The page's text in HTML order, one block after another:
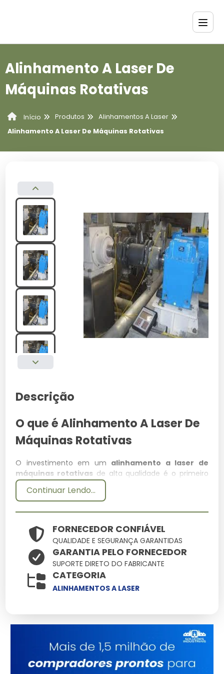
Alinhamento A Laser De
Máquinas Rotativas
Início Produtos
Alinhamentos A Laser
Alinhamento A Laser De Máquinas Rotativas
Descrição
O que é Alinhamento A Laser De
Máquinas Rotativas
O investimento em um alinhamento a laser de
máquinas rotativas de alta qualidade é o primeiro
passo para garantir a eficiência de qualquer operação
técnica. Em nossa empresa, priorizamos soluções que
detalhe do seu projeto seja atendido com o que há de
mais moderno no mercado.
Especificações Técnicas
Atributo
Base Técnica
Estrutura reforçada
Certificação
rigorosos testes de
qualidade
Aplicação
Design versátil para
múltiplos cenários
Continuar Lendo...
FORNECEDOR CONFIÁVEL
QUALIDADE E SEGURANÇA GARANTIDAS
GARANTIA PELO FORNECEDOR
SUPORTE DIRETO DO FABRICANTE
CATEGORIA
ALINHAMENTOS A LASER